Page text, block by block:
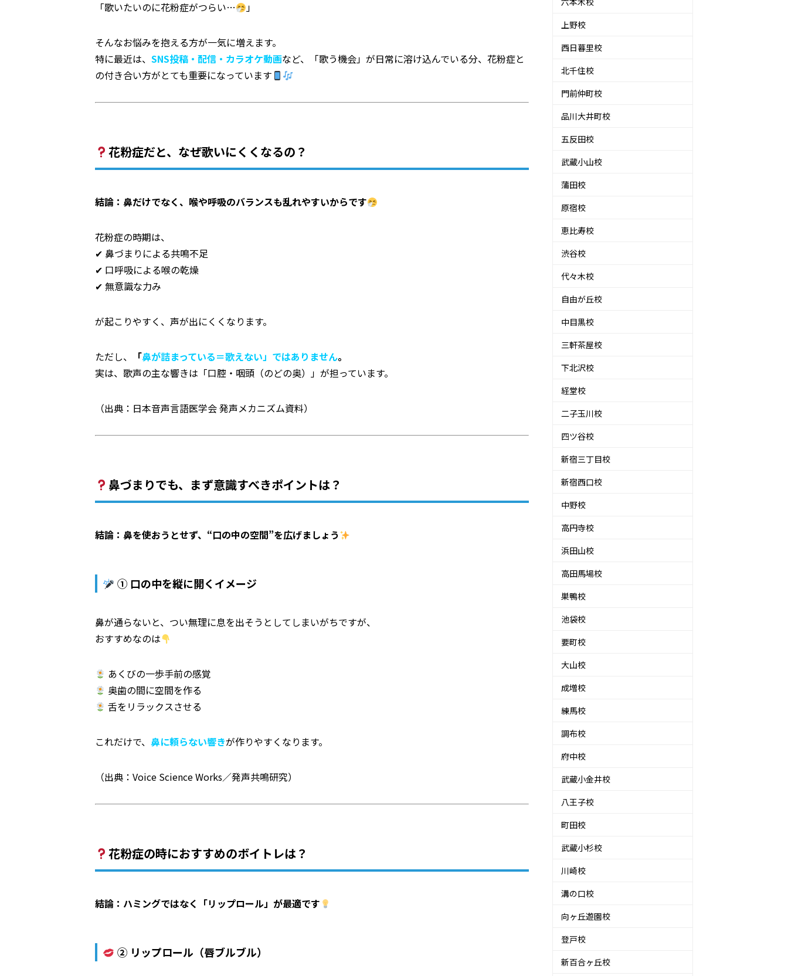
「歌いたいのに花粉症がつらい…
」
そんなお悩みを抱える方が一気に増えます。
特に最近は、 SNS投稿・配信・カラオケ動画など、「歌う機会」が日常に溶け込んでいる分、花粉症と
の付き合い方がとても重要になっています
花粉症だと、なぜ歌いにくくなるの？
結論：鼻だけでなく、喉や呼吸のバランスも乱れやすいからです
花粉症の時期は、
✔ 鼻づまりによる共鳴不足
✔ 口呼吸による喉の乾燥
✔ 無意識な力み
が起こりやすく、声が出にくくなります。
ただし、 「鼻が詰まっている＝歌えない」ではありません。
実は、歌声の主な響きは「口腔・咽頭（のどの奥）」が担っています。
（出典：日本音声言語医学会 発声メカニズム資料）
鼻づまりでも、まず意識すべきポイントは？
結論：鼻を使おうとせず、“口の中の空間”を広げましょう
① 口の中を縦に開くイメージ
鼻が通らないと、つい無理に息を出そうとしてしまいがちですが、
おすすめなのは
あくびの一歩手前の感覚
奥歯の間に空間を作る
舌をリラックスさせる
これだけで、 鼻に頼らない響きが作りやすくなります。
（出典：Voice Science Works／発声共鳴研究）
花粉症の時におすすめのボイトレは？
結論：ハミングではなく「リップロール」が最適です
② リップロール（唇ブルブル）
上野校
西日暮里校
北千住校
門前仲町校
品川大井町校
五反田校
武蔵小山校
蒲田校
原宿校
恵比寿校
渋谷校
代々木校
自由が丘校
中目黒校
三軒茶屋校
下北沢校
経堂校
二子玉川校
四ツ谷校
新宿三丁目校
新宿西口校
中野校
高円寺校
浜田山校
高田馬場校
巣鴨校
池袋校
要町校
大山校
成増校
練馬校
調布校
府中校
武蔵小金井校
八王子校
町田校
武蔵小杉校
川崎校
溝の口校
向ヶ丘遊園校
登戸校
新百合ヶ丘校